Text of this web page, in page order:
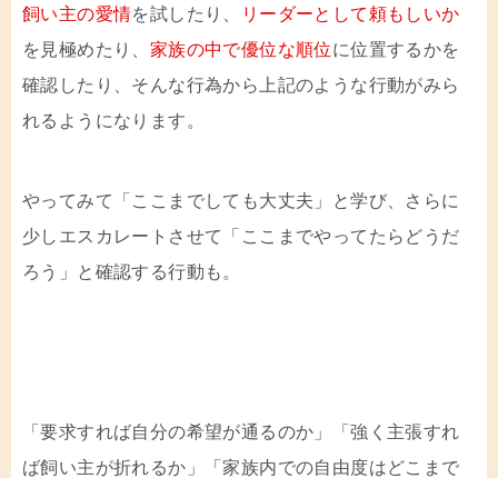
飼い主の愛情を試したり、
リーダーとして頼もしいか
を見極めたり、 家族の中で優位な順位に位置するかを
確認したり、そんな行為から上記のような行動がみら
れるようになります。
やってみて「ここまでしても大丈夫」と学び、さらに
少しエスカレートさせて「ここまでやってたらどうだ
ろう」と確認する行動も。
「要求すれば自分の希望が通るのか」「強く主張すれ
ば飼い主が折れるか」「家族内での自由度はどこまで